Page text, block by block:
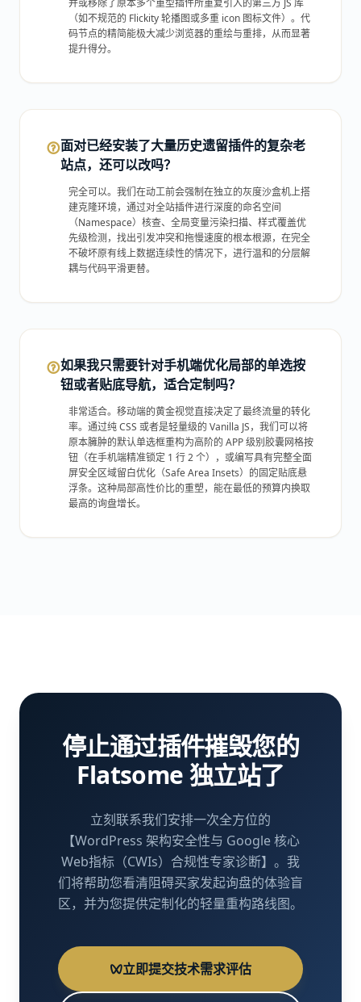
并或移除了原本多个重型插件所重复引入的第三方 JS 库
（如不规范的 Flickity 轮播图或多重 icon 图标文件）。代
码节点的精简能极大减少浏览器的重绘与重排，从而显著
提升得分。
面对已经安装了大量历史遗留插件的复杂老
站点，还可以改吗？
完全可以。我们在动工前会强制在独立的灰度沙盒机上搭
建克隆环境，通过对全站插件进行深度的命名空间
（Namespace）核查、全局变量污染扫描、样式覆盖优
先级检测，找出引发冲突和拖慢速度的根本根源，在完全
不破坏原有线上数据连续性的情况下，进行温和的分层解
耦与代码平滑更替。
如果我只需要针对手机端优化局部的单选按
钮或者贴底导航，适合定制吗？
非常适合。移动端的黄金视觉直接决定了最终流量的转化
率。通过纯 CSS 或者是轻量级的 Vanilla JS，我们可以将
原本臃肿的默认单选框重构为高阶的 APP 级别胶囊网格按
钮（在手机端精准锁定 1 行 2 个），或编写具有完整全面
屏安全区域留白优化（Safe Area Insets）的固定贴底悬
浮条。这种局部高性价比的重塑，能在最低的预算内换取
最高的询盘增长。
停止通过插件摧毁您的
Flatsome 独立站了
立刻联系我们安排一次全方位的
【WordPress 架构安全性与 Google 核心
Web指标（CWIs）合规性专家诊断】。我
们将帮助您看清阻碍买家发起询盘的体验盲
区，并为您提供定制化的轻量重构路线图。
立即提交技术需求评估